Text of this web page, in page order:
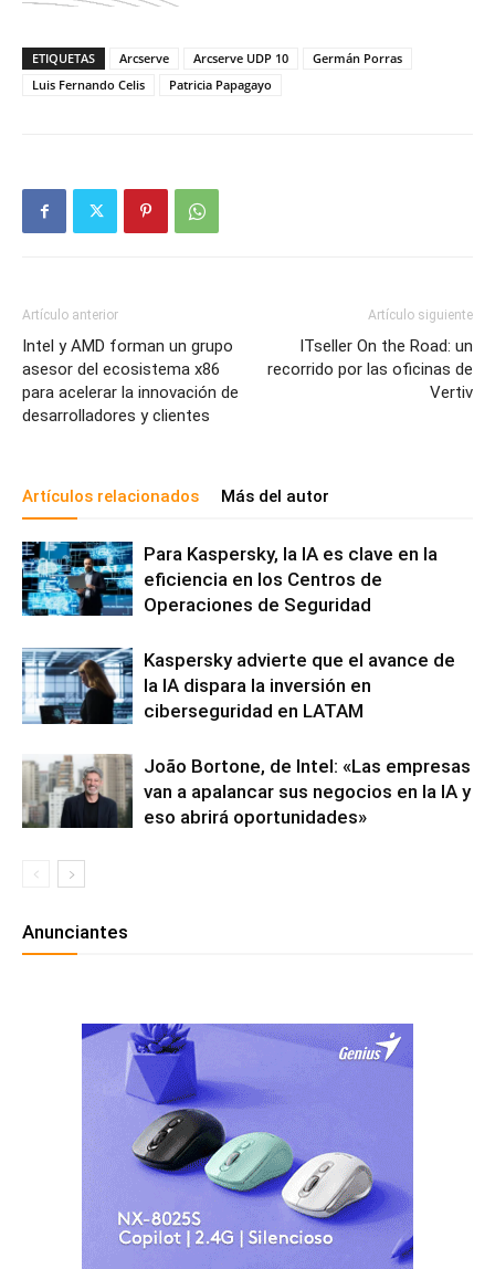
ETIQUETAS Arcserve Arcserve UDP 10
Germán Porras
Luis Fernando Celis
Patricia Papagayo
Artículo anterior
Intel y AMD forman un grupo
asesor del ecosistema x86
para acelerar la innovación de
desarrolladores y clientes
Artículo siguiente
ITseller On the Road: un
recorrido por las oficinas de
Vertiv
Artículos relacionados Más del autor
Para Kaspersky, la IA es clave en la
eficiencia en los Centros de
Operaciones de Seguridad
Kaspersky advierte que el avance de
la IA dispara la inversión en
ciberseguridad en LATAM
João Bortone, de Intel: «Las empresas
van a apalancar sus negocios en la IA y
eso abrirá oportunidades»
Anunciantes